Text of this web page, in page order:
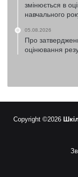
змінюється в
навчального
05.08.2026
Про
оцінювання
Copyright ©2026